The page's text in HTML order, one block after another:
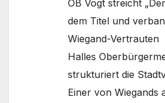
OB Vogt streicht
dem Titel und
Wiegand-Vertrauten
Halles
strukturiert die
Einer von Wiegands